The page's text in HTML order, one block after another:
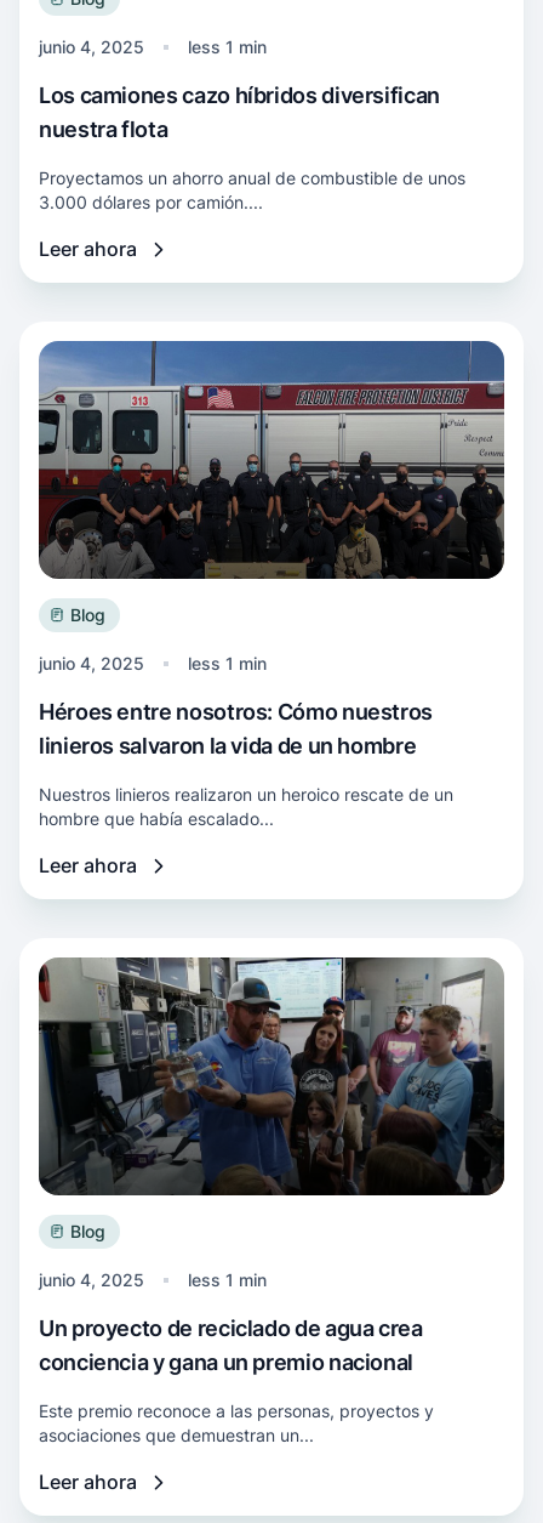
junio 4, 2025 less 1 min
Los camiones cazo híbridos diversifican
nuestra flota
Proyectamos un ahorro anual de combustible de unos
3.000 dólares por camión....
Leer ahora
Blog
junio 4, 2025 less 1 min
Héroes entre nosotros: Cómo nuestros
linieros salvaron la vida de un hombre
Nuestros linieros realizaron un heroico rescate de un
hombre que había escalado...
Leer ahora
Más información Héroes entre nosotros:
Blog
junio 4, 2025 less 1 min
Un proyecto de reciclado de agua crea
conciencia y gana un premio nacional
Este premio reconoce a las personas, proyectos y
asociaciones que demuestran un...
Leer ahora
Más información Un proyecto de reciclado